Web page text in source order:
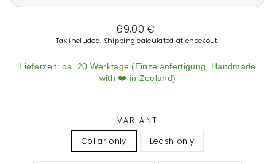
Regular
price
69,00 €
Tax included. Shipping calculated at checkout.
Lieferzeit: ca. 20 Werktage (Einzelanfertigung, Handmade
with ❤️ in Zeeland)
VARIANT
Collar only Leash only